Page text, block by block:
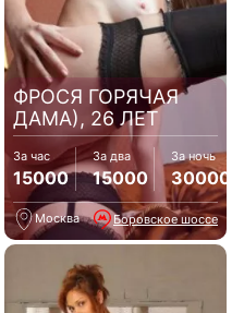
ФРОСЯ ГОРЯЧАЯ
ДАМА), 26 ЛЕТ
За час
15000
За два
15000
За ночь
30000
Москва Боровское шоссе